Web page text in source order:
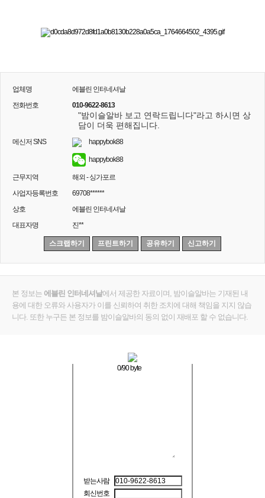
업체명
에블린 인터네셔날
전화번호
010-9622-8613
"밤이슬알바 보고 연락드립니다"라고 하시면 상
담이 더욱 편해집니다.
메신저 SNS happybok88
happybok88
근무지역
해외 - 싱가포르
사업자등록번호
69708******
상호
에블린 인터네셔날
대표자명
진**
스크랩하기 프린트하기 공유하기 신고하기
본 정보는 에블린 인터네셔날에서 제공한 자료이며, 밤이슬알바는 기재된 내
용에 대한 오류와 사용자가 이를 신뢰하여 취한 조치에 대해 책임을 지지 않습
니다. 또한 누구든 본 정보를 밤이슬알바의 동의 없이 재배포 할 수 없습니다.
0/90 byte
받는사람
회신번호